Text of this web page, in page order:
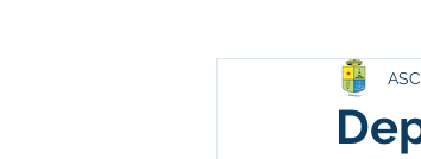
Infraestrutura e